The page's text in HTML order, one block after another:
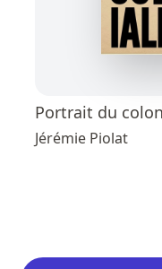
Portrait du
Jérémie Piolat